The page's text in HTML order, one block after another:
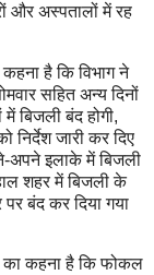
और अस्पतालों में रह
है कि विभाग ने
सहित अन्य दिनों
बिजली बंद होगी,
निर्देश जारी कर दिए
अपने इलाके में बिजली
शहर में बिजली के
बंद कर दिया गया
का कहना है कि फोकल